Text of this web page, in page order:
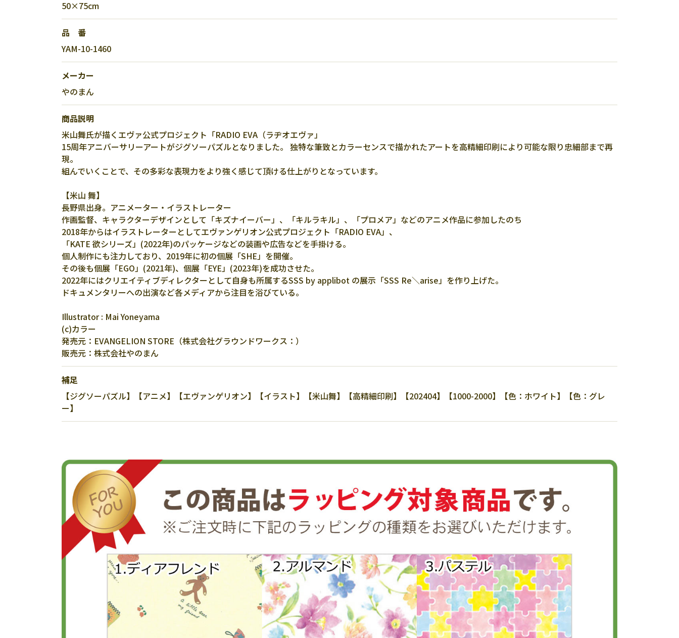
50×75cm
品 番
YAM-10-1460
メーカー
やのまん
商品説明
米山舞氏が描くエヴァ公式プロジェクト「RADIO EVA（ラヂオエヴァ」
15周年アニバーサリーアートがジグソーパズルとなりました。 独特な筆致とカラーセンスで描かれたアートを高精細印刷により可能な限り忠細部まで再
現。
組んでいくことで、その多彩な表現力をより強く感じて頂ける仕上がりとなっています。
【米山 舞】
長野県出身。アニメーター・イラストレーター
作画監督、キャラクターデザインとして「キズナイーバー」、「キルラキル」、「プロメア」などのアニメ作品に参加したのち
2018年からはイラストレーターとしてエヴァンゲリオン公式プロジェクト「RADIO EVA」、
「KATE 欲シリーズ」(2022年)のパッケージなどの装画や広告などを手掛ける。
個人制作にも注力しており、2019年に初の個展「SHE」を開催。
その後も個展「EGO」(2021年)、個展「EYE」(2023年)を成功させた。
2022年にはクリエイティブディレクターとして自身も所属するSSS by applibot の展示「SSS Re＼arise」を作り上げた。
ドキュメンタリーへの出演など各メディアから注目を浴びている。
Illustrator : Mai Yoneyama
(c)カラー
発売元：EVANGELION STORE（株式会社グラウンドワークス：）
販売元：株式会社やのまん
補足
【ジグソーパズル】【アニメ】【エヴァンゲリオン】【イラスト】【米山舞】【高精細印刷】【202404】【1000-2000】【色：ホワイト】【色：グレ
ー】